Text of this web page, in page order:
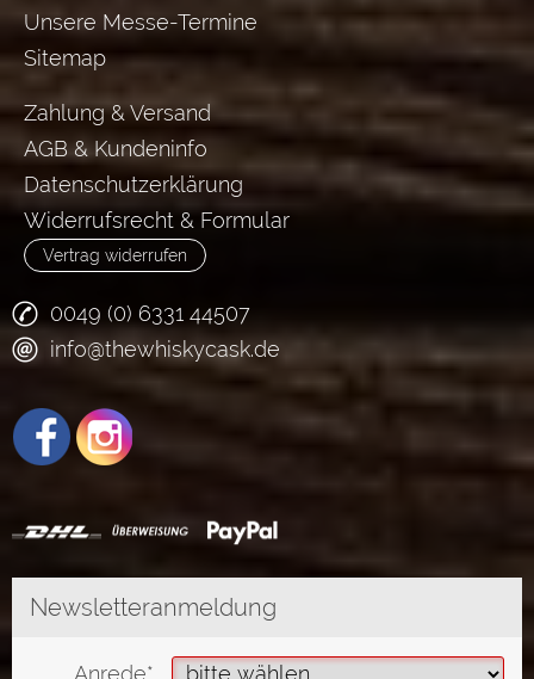
Unsere Messe-Termine
Sitemap
Zahlung & Versand
AGB & Kundeninfo
Datenschutzerklärung
Widerrufsrecht & Formular
Vertrag widerrufen
0049 (0) 6331 44507
info@thewhiskycask.de